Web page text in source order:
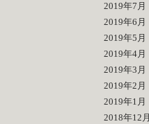
2019年7月
2019年6月
2019年5月
2019年4月
2019年3月
2019年2月
2019年1月
2018年12月